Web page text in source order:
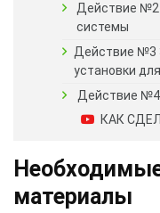
Действие №2
системы
Действие №3
установки
Действие №4
КАК
материалы